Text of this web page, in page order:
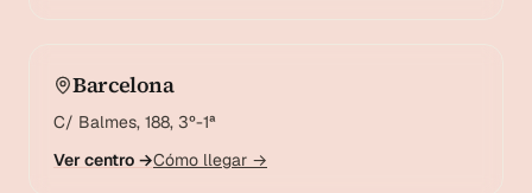
Barcelona
C/ Balmes, 188, 3º-1ª
Ver centro →Cómo llegar →